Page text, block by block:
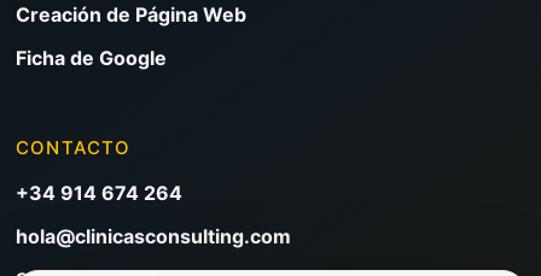
Creación de Página Web
Ficha de Google
CONTACTO
+34 914 674 264
hola@clinicasconsulting.com